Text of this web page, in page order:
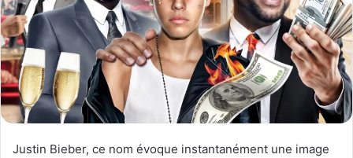
n
X
u
n
c
o
r
Justin Bieber, ce nom évoque instantanément une image